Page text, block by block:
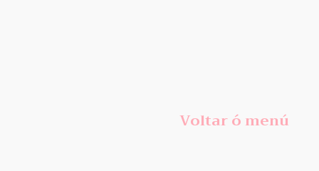
Voltar ó menú